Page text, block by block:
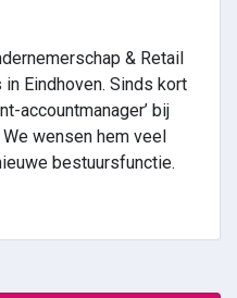
& Retail
in Eindhoven. Sinds kort
accountmanager’ bij
wensen hem veel
bestuursfunctie.